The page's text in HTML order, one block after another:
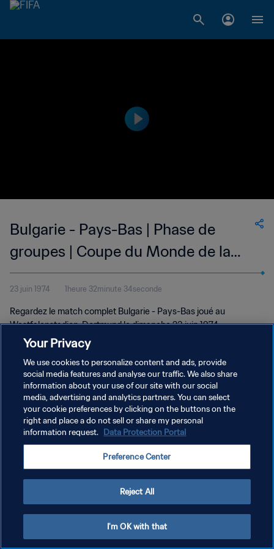
Bulgarie - Pays-Bas | Phase de
groupes | Coupe du Monde de la
FIFA, Allemagne 1974™ | Match
complet
23 juin 1974 1heure 32minute 34seconde
Regardez le match complet Bulgarie - Pays-Bas joué au
Westfalenstadion, Dortmund le dimanche 23 juin 1974.
POLITIQUE DE CONFIDENTIALITÉ
CONDITIONS D'UTILISATION
GÉRER VOS PRÉFÉRENCES SUR LES COOKIES
Your Privacy
We use cookies to personalize content and ads, provide
social media features and analyse our traffic. We also share
information about your use of our site with our social
media, advertising and analytics partners. You can select
your cookie preferences by clicking on the buttons on the
right and place a do not sell or share my personal
information request. Data Protection Portal
Preference Center
Reject All
I'm OK with that